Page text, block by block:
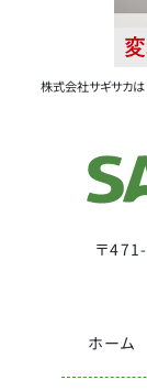
株式会社サギサカは
〒
ホーム